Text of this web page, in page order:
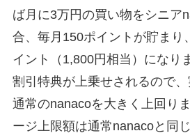
ば月に3万円の買い物をシニア
合、毎月150ポイントが貯まり
イント（1,800円相当）になり
割引特典が上乗せされるので
通常のnanacoを大きく上回り
ージ上限額は通常nanacoと同